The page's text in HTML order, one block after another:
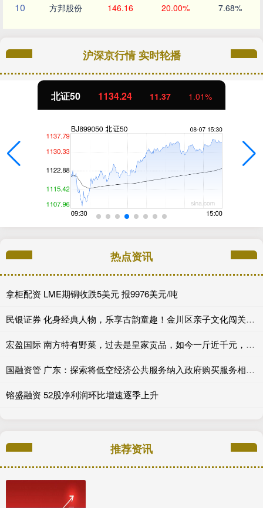
10 方邦股份 146.16 20.00% 7.68%
沪深京行情 实时轮播
北证50 1134.24 11.37 1.01%
热点资讯
拿柜配资 LME期铜收跌5美元 报9976美元/吨
民银证券 化身经典人物，乐享古韵童趣！金川区亲子文化闯关活动即将开启_沙井_中华_传统
宏盈国际 南方特有野菜，过去是皇家贡品，如今一斤近千元，遇到要珍惜
国融资管 广东：探索将低空经济公共服务纳入政府购买服务相关目录范围
镕盛融资 52股净利润环比增速逐季上升
推荐资讯